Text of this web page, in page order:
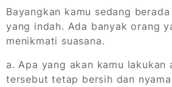
Bayangkan kamu sedang
yang indah. Ada banyak orang
menikmati suasana.
a. Apa yang akan kamu lakukan
tersebut tetap bersih dan